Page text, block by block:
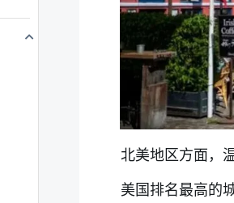
北美地区方面，
美国排名最高的